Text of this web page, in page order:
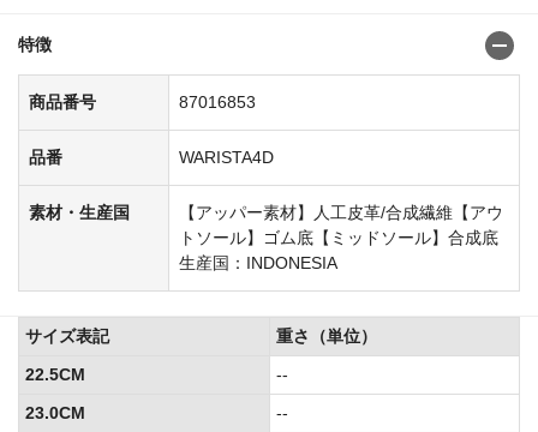
特徴
商品番号 87016853
品番 WARISTA4D
素材・生産国
【アッパー素材】人工皮革/合成繊維【アウ
トソール】ゴム底【ミッドソール】合成底
生産国：INDONESIA
サイズ表記
重さ（単位）
22.5CM
--
23.0CM
--